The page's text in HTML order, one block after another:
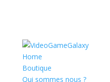
Home
Boutique
Qui sommes nous ?